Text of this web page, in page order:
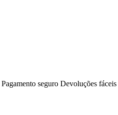
Pagamento seguro Devoluções fáceis